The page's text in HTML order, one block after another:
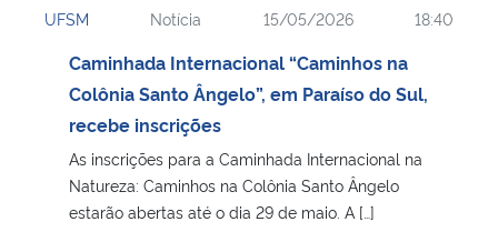
Ministério da Cidadania
Ministério de Minas e Energia
Ministério da Ciência, Tecnologia, Inovações e Comunicações
UFSM Notícia 15/05/2026 18:40
Caminhada Internacional “Caminhos na
Colônia Santo Ângelo”, em Paraíso do Sul,
recebe inscrições
As inscrições para a Caminhada Internacional na
Natureza: Caminhos na Colônia Santo Ângelo
estarão abertas até o dia 29 de maio. A […]